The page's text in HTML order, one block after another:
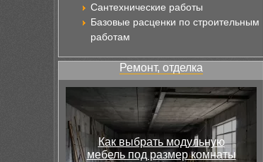
Сантехнические работы
Базовые расценки по строительным
работам
Ремонт, отделка
Как выбрать модульную
мебель под размер комнаты